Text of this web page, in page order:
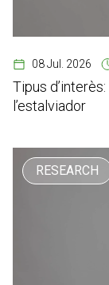
08 Jul. 2026
Tipus
l’estalviador
RESEARCH